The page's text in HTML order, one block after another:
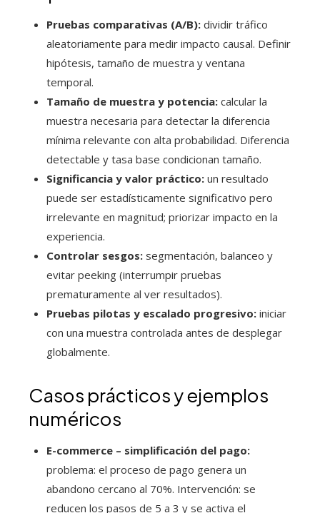
Pruebas comparativas (A/B): dividir tráfico
aleatoriamente para medir impacto causal. Definir
hipótesis, tamaño de muestra y ventana
temporal.
Tamaño de muestra y potencia: calcular la
muestra necesaria para detectar la diferencia
mínima relevante con alta probabilidad. Diferencia
detectable y tasa base condicionan tamaño.
Significancia y valor práctico: un resultado
puede ser estadísticamente significativo pero
irrelevante en magnitud; priorizar impacto en la
experiencia.
Controlar sesgos: segmentación, balanceo y
evitar peeking (interrumpir pruebas
prematuramente al ver resultados).
Pruebas pilotas y escalado progresivo: iniciar
con una muestra controlada antes de desplegar
globalmente.
Casos prácticos y ejemplos
numéricos
E-commerce – simplificación del pago:
problema: el proceso de pago genera un
abandono cercano al 70%. Intervención: se
reducen los pasos de 5 a 3 y se activa el